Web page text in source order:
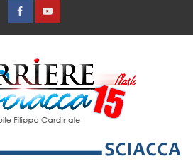
FacebookYountube